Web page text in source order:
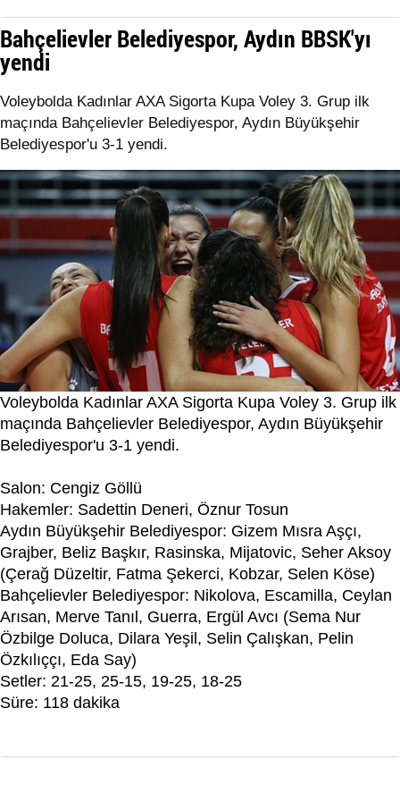
Bahçelievler Belediyespor, Aydın BBSK'yı
yendi
Voleybolda Kadınlar AXA Sigorta Kupa Voley 3. Grup ilk
maçında Bahçelievler Belediyespor, Aydın Büyükşehir
Belediyespor'u 3-1 yendi.
Voleybolda Kadınlar AXA Sigorta Kupa Voley 3. Grup ilk
maçında Bahçelievler Belediyespor, Aydın Büyükşehir
Belediyespor'u 3-1 yendi.
Salon: Cengiz Göllü
Hakemler: Sadettin Deneri, Öznur Tosun
Aydın Büyükşehir Belediyespor: Gizem Mısra Aşçı,
Grajber, Beliz Başkır, Rasinska, Mijatovic, Seher Aksoy
(Çerağ Düzeltir, Fatma Şekerci, Kobzar, Selen Köse)
Bahçelievler Belediyespor: Nikolova, Escamilla, Ceylan
Arısan, Merve Tanıl, Guerra, Ergül Avcı (Sema Nur
Özbilge Doluca, Dilara Yeşil, Selin Çalışkan, Pelin
Özkılıççı, Eda Say)
Setler: 21-25, 25-15, 19-25, 18-25
Süre: 118 dakika